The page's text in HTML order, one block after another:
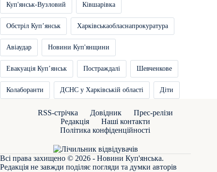
Куп'янськ-Вузловий Ківшарівка
Обстріл Купʼянськ Харківськаобласнапрокуратура
Авіаудар Новини Куп'янщини
Евакуація Купʼянськ Постраждалі Шевченкове
Колаборанти ДСНС у Харківській області Діти
RSS-стрічка Довідник
Прес-релізи
Редакція
Наші контакти
Політика конфіденційності
Всі права захищено © 2026 - Новини Куп'янська.
Редакція не завжди поділяє погляди та думки авторів